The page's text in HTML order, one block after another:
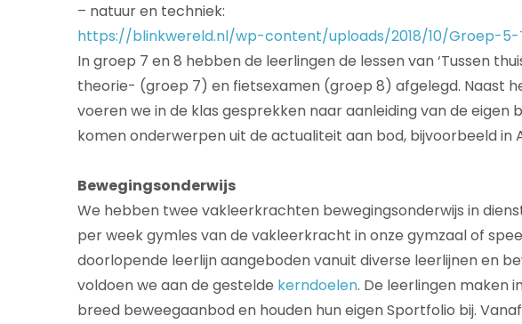
– natuur en techniek:
https://blinkwereld.nl/wp-content/uploads/2018/10/Groep-
In groep 7 en 8 hebben de leerlingen de lessen van ‘Tussen
theorie- (groep 7) en fietsexamen (groep 8) afgelegd. Naast
voeren we in de klas gesprekken naar aanleiding van de eigen
komen onderwerpen uit de actualiteit aan bod, bijvoorbeeld in
Bewegingsonderwijs
We hebben twee vakleerkrachten bewegingsonderwijs in
per week gymles van de vakleerkracht in onze gymzaal of
doorlopende leerlijn aangeboden vanuit diverse leerlijnen en
voldoen we aan de gestelde kerndoelen. De leerlingen maken
breed beweegaanbod en houden hun eigen Sportfolio bij.